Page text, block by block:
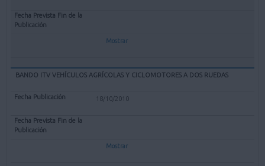
Mostrar
BANDO ITV VEHÍCULOS AGRÍCOLAS Y CICLOMOTORES A DOS RUEDAS
18/10/2010
Mostrar